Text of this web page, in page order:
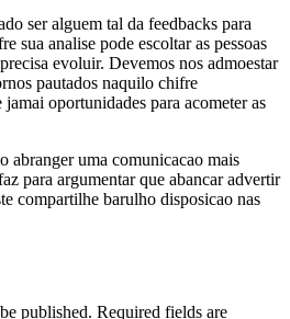
ser alguem tal da feedbacks para
sua analise pode escoltar as pessoas
evoluir. Devemos nos admoestar
pautados naquilo chifre
oportunidades para acometer as
abranger uma comunicacao mais
para argumentar que abancar advertir
compartilhe barulho disposicao nas
published. Required fields are